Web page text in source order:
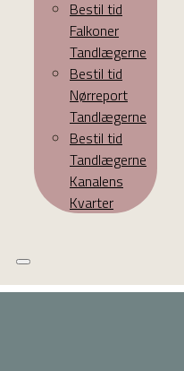
Bestil tid
Falkoner
Tandlægerne
Bestil tid
Nørreport
Tandlægerne
Bestil tid
Tandlægerne
Kanalens
Kvarter